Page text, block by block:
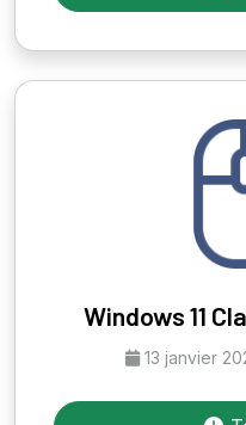
Windows 11
13 janvier